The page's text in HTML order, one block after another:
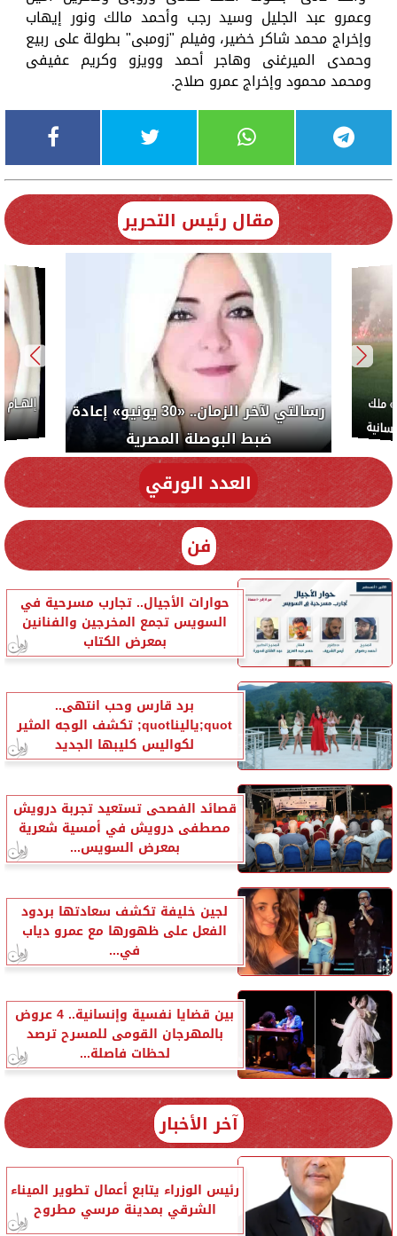
وعمرو عبد الجليل وسيد رجب وأحمد مالك ونور إيهاب
وإخراج محمد شاكر خضير، وفيلم "زومبى" بطولة على ربيع
وحمدى الميرغنى وهاجر أحمد وويزو وكريم عفيفى
ومحمد محمود وإخراج عمرو صلاح.
مقال رئيس التحرير
رسالتي لآخر الزمان.. «30 يونيو» إعادة
ضبط البوصلة المصرية
ملك
العدد الورقي
فن
حوارات الأجيال.. تجارب مسرحية في
السويس تجمع المخرجين والفنانين
بمعرض الكتاب
برد قارس وحب انتهى..
quot;ياليناquot; تكشف الوجه المثير
لكواليس كليبها الجديد
قصائد الفصحى تستعيد تجربة درويش
مصطفى درويش في أمسية شعرية
بمعرض السويس...
لجين خليفة تكشف سعادتها بردود
الفعل على ظهورها مع عمرو دياب
في...
بين قضايا نفسية وإنسانية.. 4 عروض
بالمهرجان القومى للمسرح ترصد
لحظات فاصلة...
آخر الأخبار
رئيس الوزراء يتابع أعمال تطوير الميناء
الشرقي بمدينة مرسي مطروح